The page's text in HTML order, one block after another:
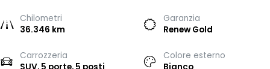
Chilometri
36.346 km
Garanzia
Renew Gold
Carrozzeria
Colore esterno